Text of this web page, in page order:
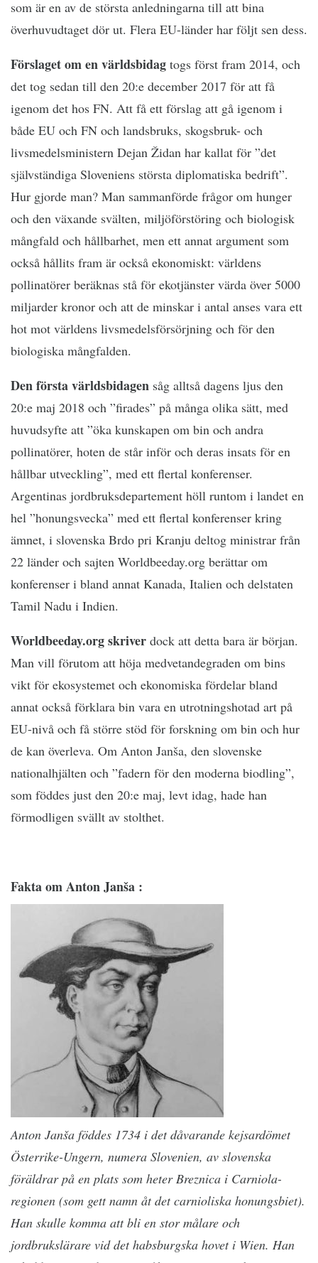
som är en av de största anledningarna till att bina
överhuvudtaget dör ut. Flera EU-länder har följt sen dess.
Förslaget om en världsbidag togs först fram 2014, och
det tog sedan till den 20:e december 2017 för att få
igenom det hos FN. Att få ett förslag att gå igenom i
både EU och FN och landsbruks, skogsbruk- och
livsmedelsministern Dejan Židan har kallat för ”det
självständiga Sloveniens största diplomatiska bedrift”.
Hur gjorde man? Man sammanförde frågor om hunger
och den växande svälten, miljöförstöring och biologisk
mångfald och hållbarhet, men ett annat argument som
också hållits fram är också ekonomiskt: världens
pollinatörer beräknas stå för ekotjänster värda över 5000
miljarder kronor och att de minskar i antal anses vara ett
hot mot världens livsmedelsförsörjning och för den
biologiska mångfalden.
Den första världsbidagen såg alltså dagens ljus den
20:e maj 2018 och ”firades” på många olika sätt, med
huvudsyfte att ”öka kunskapen om bin och andra
pollinatörer, hoten de står inför och deras insats för en
hållbar utveckling”, med ett flertal konferenser.
Argentinas jordbruksdepartement höll runtom i landet en
hel ”honungsvecka” med ett flertal konferenser kring
ämnet, i slovenska Brdo pri Kranju deltog ministrar från
22 länder och sajten Worldbeeday.org berättar om
konferenser i bland annat Kanada, Italien och delstaten
Tamil Nadu i Indien.
Worldbeeday.org skriver dock att detta bara är början.
Man vill förutom att höja medvetandegraden om bins
vikt för ekosystemet och ekonomiska fördelar bland
annat också förklara bin vara en utrotningshotad art på
EU-nivå och få större stöd för forskning om bin och hur
de kan överleva. Om Anton Janša, den slovenske
nationalhjälten och ”fadern för den moderna biodling”,
som föddes just den 20:e maj, levt idag, hade han
förmodligen svällt av stolthet.
Fakta om Anton Janša :
Anton Janša föddes 1734 i det dåvarande kejsardömet
Österrike-Ungern, numera Slovenien, av slovenska
föräldrar på en plats som heter Breznica i Carniola-
regionen (som gett namn åt det carnioliska honungsbiet).
Han skulle komma att bli en stor målare och
jordbrukslärare vid det habsburgska hovet i Wien. Han